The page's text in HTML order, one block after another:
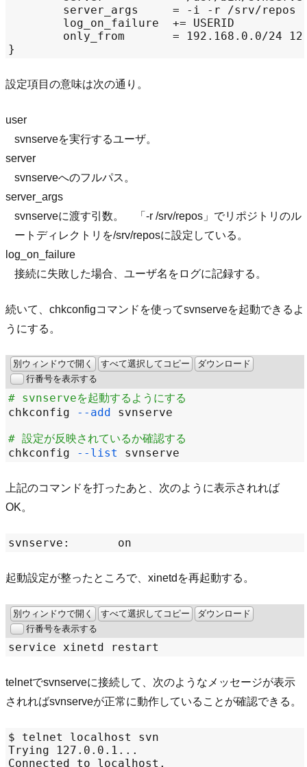
設定項目の意味は次の通り。
user
svnserveを実行するユーザ。
server
svnserveへのフルパス。
server_args
svnserveに渡す引数。 「-r /srv/repos」でリポジトリのル
ートディレクトリを/srv/reposに設定している。
log_on_failure
接続に失敗した場合、ユーザ名をログに記録する。
続いて、chkconfigコマンドを使ってsvnserveを起動できるよ
うにする。
別ウィンドウで開く すべて選択してコピー
ダウンロード
行番号を表示する
# svnserveを起動するようにする
chkconfig
--add
# 設定が反映されているか確認する
chkconfig
--list
上記のコマンドを打ったあと、次のように表示されれば
OK。
起動設定が整ったところで、xinetdを再起動する。
別ウィンドウで開く すべて選択してコピー
ダウンロード
行番号を表示する
telnetでsvnserveに接続して、次のようなメッセージが表示
されればsvnserveが正常に動作していることが確認できる。
$ telnet localhost svn
Trying 127.0.0.1...
Connected to localhost.